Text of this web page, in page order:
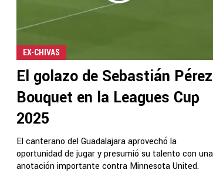
EX-CHIVAS
El golazo de Sebastián Pérez
Bouquet en la Leagues Cup
2025
El canterano del Guadalajara aprovechó la
oportunidad de jugar y presumió su talento con una
anotación importante contra Minnesota United.